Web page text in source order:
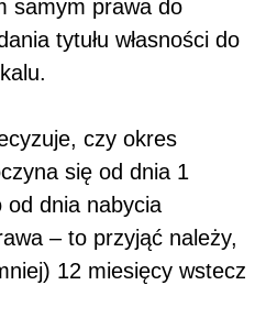
samym prawa do
tytułu własności do
czy okres
się od dnia 1
od dnia nabycia
– to przyjąć należy,
12 miesięcy wstecz